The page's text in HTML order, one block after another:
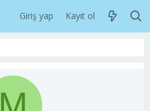
Giriş yap Kayıt ol